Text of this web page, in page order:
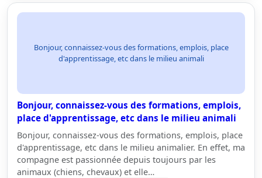
Bonjour, connaissez-vous des formations, emplois, place
d'apprentissage, etc dans le milieu animali
Bonjour, connaissez-vous des formations, emplois,
place d'apprentissage, etc dans le milieu animali
Bonjour, connaissez-vous des formations, emplois, place
d'apprentissage, etc dans le milieu animalier. En effet, ma
compagne est passionnée depuis toujours par les
animaux (chiens, chevaux) et elle…